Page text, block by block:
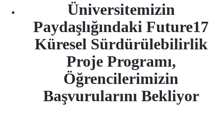
Üniversitemizin
Paydaşlığındaki Future17
Küresel Sürdürülebilirlik
Proje Programı,
Öğrencilerimizin
Başvurularını Bekliyor